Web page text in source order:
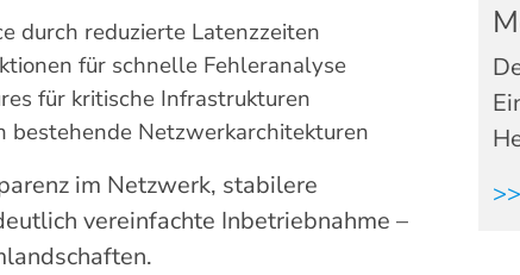
durch reduzierte Latenzzeiten
für schnelle Fehleranalyse
für kritische Infrastrukturen
bestehende Netzwerkarchitekturen
im Netzwerk, stabilere
vereinfachte Inbetriebnahme –